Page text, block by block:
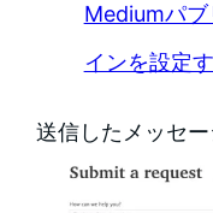
Mediumパブ
インを設定
送信したメッセー